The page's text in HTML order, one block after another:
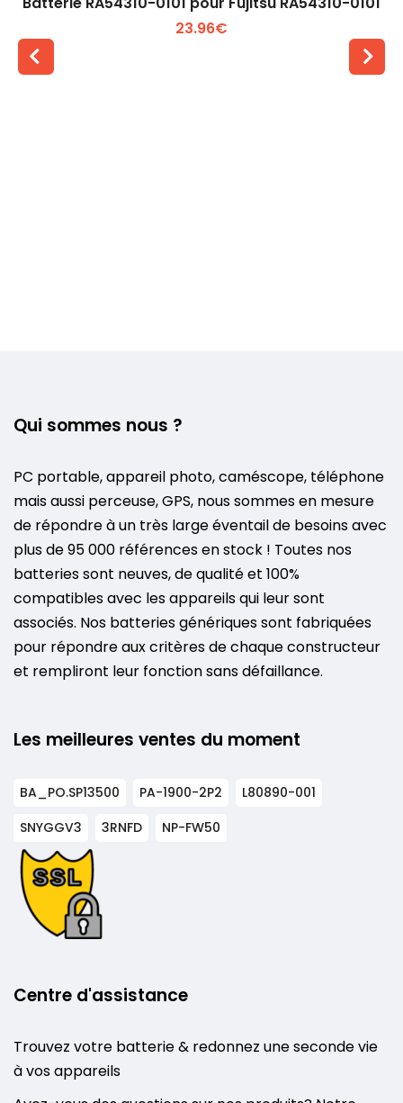
23.96€
Qui sommes nous ?
PC portable, appareil photo, caméscope, téléphone
mais aussi perceuse, GPS, nous sommes en mesure
de répondre à un très large éventail de besoins avec
plus de 95 000 références en stock ! Toutes nos
batteries sont neuves, de qualité et 100%
compatibles avec les appareils qui leur sont
associés. Nos batteries génériques sont fabriquées
pour répondre aux critères de chaque constructeur
et rempliront leur fonction sans défaillance.
Les meilleures ventes du moment
BA_PO.SP13500 PA-1900-2P2
L80890-001
SNYGGV3
3RNFD NP-FW50
Centre d'assistance
Trouvez votre batterie & redonnez une seconde vie
à vos appareils